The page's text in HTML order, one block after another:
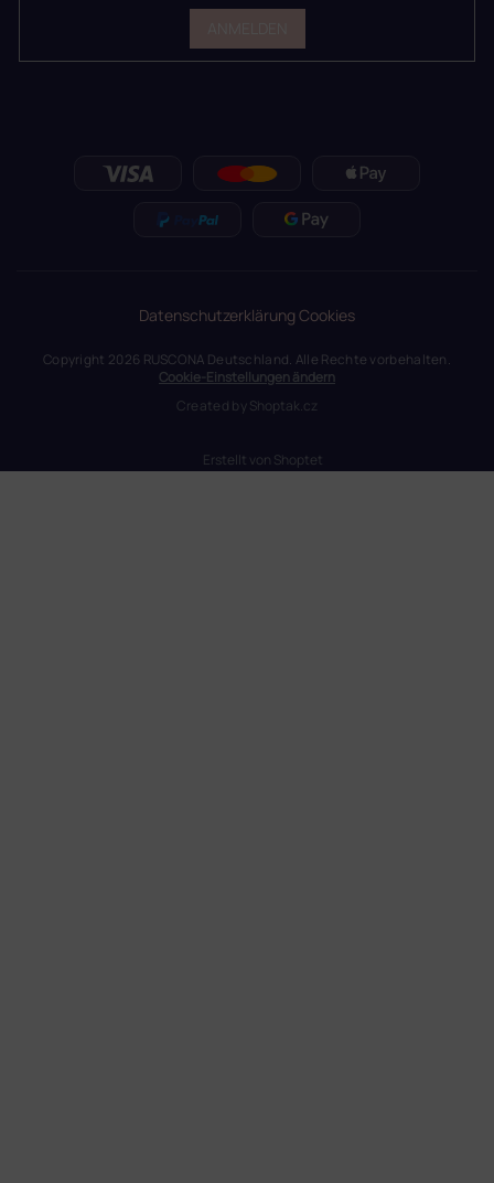
DatenschutzerklärungCookies
Erstellt von Shoptet
Copyright 2026 RUSCONA Deutschland. Alle Rechte vorbehalten.
Cookie-Einstellungen ändern
Created byShoptak.cz